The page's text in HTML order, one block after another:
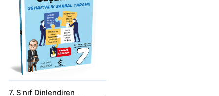
7. Sınıf Dinlendiren